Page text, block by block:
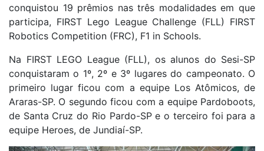
conquistou 19 prêmios nas três modalidades em que
participa, FIRST Lego League Challenge (FLL) FIRST
Robotics Competition (FRC), F1 in Schools.
Na FIRST LEGO League (FLL), os alunos do Sesi-SP
conquistaram o 1º, 2º e 3º lugares do campeonato. O
primeiro lugar ficou com a equipe Los Atômicos, de
Araras-SP. O segundo ficou com a equipe Pardoboots,
de Santa Cruz do Rio Pardo-SP e o terceiro foi para a
equipe Heroes, de Jundiaí-SP.